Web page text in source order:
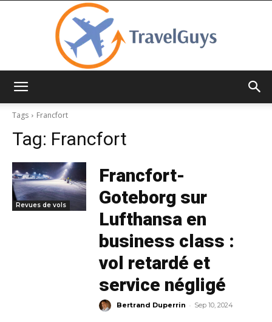
Tags
Francfort
Tag: Francfort
Revues de vols
Francfort-
Goteborg sur
Lufthansa en
business class :
vol retardé et
service négligé
Bertrand Duperrin - Sep 10, 2024